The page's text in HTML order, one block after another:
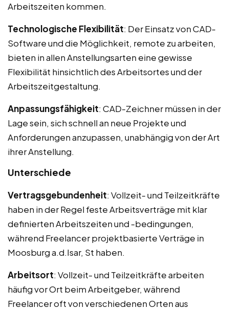
Arbeitszeiten kommen.
Technologische Flexibilität: Der Einsatz von CAD-
Software und die Möglichkeit, remote zu arbeiten,
bieten in allen Anstellungsarten eine gewisse
Flexibilität hinsichtlich des Arbeitsortes und der
Arbeitszeitgestaltung.
Anpassungsfähigkeit: CAD-Zeichner müssen in der
Lage sein, sich schnell an neue Projekte und
Anforderungen anzupassen, unabhängig von der Art
ihrer Anstellung.
Unterschiede
Vertragsgebundenheit: Vollzeit- und Teilzeitkräfte
haben in der Regel feste Arbeitsverträge mit klar
definierten Arbeitszeiten und -bedingungen,
während Freelancer projektbasierte Verträge in
Moosburg a.d.Isar, St haben.
Arbeitsort: Vollzeit- und Teilzeitkräfte arbeiten
häufig vor Ort beim Arbeitgeber, während
Freelancer oft von verschiedenen Orten aus